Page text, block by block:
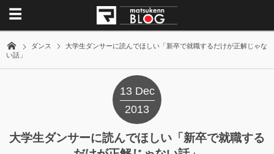
ダンス
大学生ダンサーに読んでほしい「新卒で就職するだけが正解じゃな
い話」
13 Dec
2013
大学生ダンサーに読んでほしい「新卒で就職する